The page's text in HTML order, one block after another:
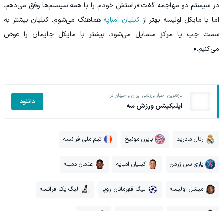
در سیستم دو مهاجمه گفت:«راستش خودم را با همه سیستم‌ها وفق می‌دهم.
اما با مایکل اولیسه بهتر از کیلیان امباپه هماهنگ می‌شوم. کیلیان بیشتر به
سمت چپ یا مرکز متمایل می‌شود. بیشتر با مایکل جایمان را عوض
می‌کنیم.»
تازه‌ترین اخبار ورزشی ایران و جهان در
اپلیکیشن ورزش سه دانلود
رئال مادرید بایرن مونیخ تیم ملی فرانسه
پاری سن ژرمن کیلیان امباپه عثمان دمبله
میشل اولیسه لیگ قهرمانان اروپا لیگ یک فرانسه